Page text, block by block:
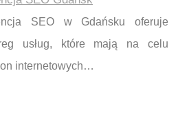
SEO w Gdańsku oferuje
usług, które mają na celu
internetowych…